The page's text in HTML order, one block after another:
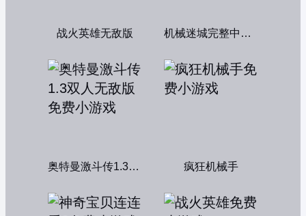
战火英雄无敌版 机械迷城完整中文版
奥特曼激斗传1.3双人无敌版 疯狂机械手